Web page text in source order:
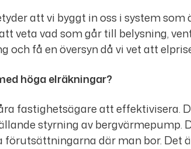
att vi byggt in oss i system
veta vad som går till belysning,
och få en översyn då vi vet att
höga elräkningar?
fastighetsägare att
styrning av
där man bor. Det